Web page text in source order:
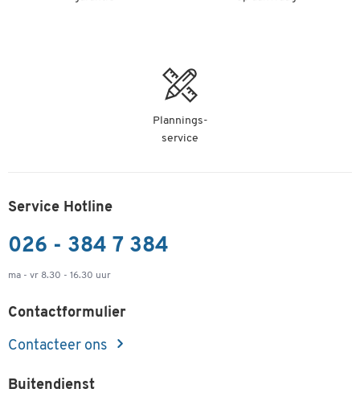
Plannings-
service
Service Hotline
026 - 384 7 384
ma - vr 8.30 - 16.30 uur
Contactformulier
Contacteer ons
Buitendienst